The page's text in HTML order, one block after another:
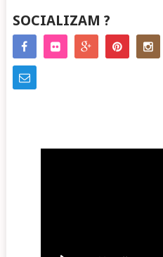
SOCIALIZAM ?